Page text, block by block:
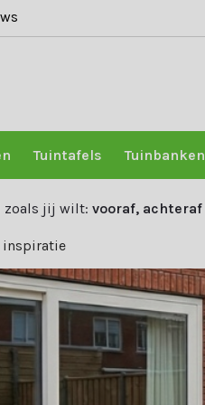
Tuintafels Tuinbanken
zoals jij wilt: vooraf, achteraf
inspiratie